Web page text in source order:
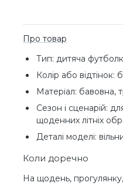
Про товар
Тип: дитяча
Колір або відтінок:
Матеріал: бавовна,
Сезон і сценарій:
щоденних літніх
Деталі моделі:
Коли доречно
На щодень,